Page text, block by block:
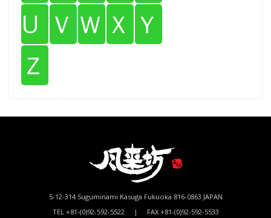
U Ｖ Ｗ Ｘ Ｙ
Ｚ
5-12-314 Suguminami Kasuga Fukuoka 816-0863 JAPAN
TEL +81-(0)92-592-5522 | FAX +81-(0)92-592-5533